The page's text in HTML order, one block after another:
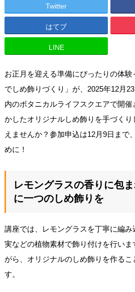
Twitter
はてブ
LINE
お正月を迎える準備にぴったりの体
でしめ飾りづくり」が、2025年12月
内のボタニカルライフスクエアで開
かしたオリジナルしめ飾りを手づく
えませんか？参加申込は12月9日まで
めに！
レモングラスの香りに包
に一つのしめ飾りを
講座では、レモングラスを丁寧に編
実などの植物素材で飾り付けを行い
がら、オリジナルのしめ飾りを作る
す。